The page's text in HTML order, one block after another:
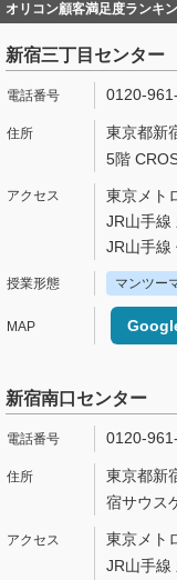
オリコン顧客満足度ランキ
新宿三丁目センター
0120-
東京都新
5階
東京メト
JR山手線
JR山手線
マンツー
新宿南口センター
0120-
東京都新
宿サウス
東京メト
JR山手線